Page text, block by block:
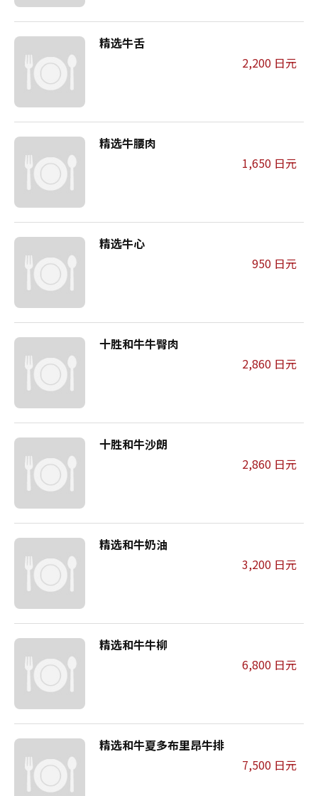
精选牛舌
2,200 日元
精选牛腰肉
1,650 日元
精选牛心
950 日元
十胜和牛牛臀肉
2,860 日元
十胜和牛沙朗
2,860 日元
精选和牛奶油
3,200 日元
精选和牛牛柳
6,800 日元
精选和牛夏多布里昂牛排
7,500 日元